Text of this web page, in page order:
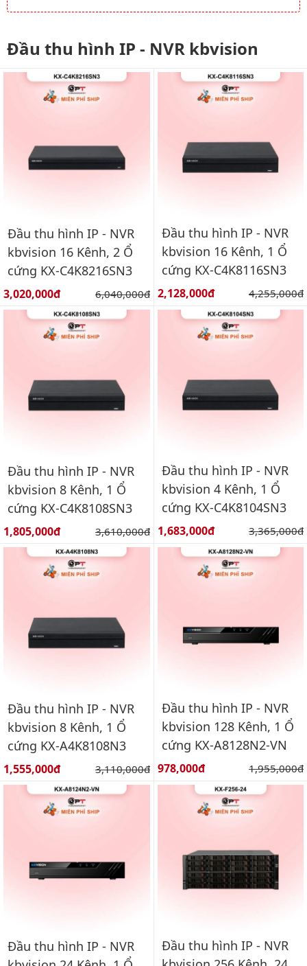
Đầu thu hình IP - NVR kbvision
Đầu thu hình IP - NVR
kbvision 16 Kênh, 2 Ổ
cứng KX-C4K8216SN3
Giá bán:
3,020,000đ Giá gốc:
6,040,000đ
Đầu thu hình IP - NVR
kbvision 16 Kênh, 1 Ổ
cứng KX-C4K8116SN3
Giá bán:
2,128,000đ Giá gốc:
4,255,000đ
Đầu thu hình IP - NVR
kbvision 8 Kênh, 1 Ổ
cứng KX-C4K8108SN3
Giá bán:
1,805,000đ Giá gốc:
3,610,000đ
Đầu thu hình IP - NVR
kbvision 4 Kênh, 1 Ổ
cứng KX-C4K8104SN3
Giá bán:
1,683,000đ Giá gốc:
3,365,000đ
Đầu thu hình IP - NVR
kbvision 8 Kênh, 1 Ổ
cứng KX-A4K8108N3
Giá bán:
1,555,000đ Giá gốc:
3,110,000đ
Đầu thu hình IP - NVR
kbvision 128 Kênh, 1 Ổ
cứng KX-A8128N2-VN
Giá bán:
978,000đ Giá gốc:
1,955,000đ
Đầu thu hình IP - NVR
Đầu thu hình IP - NVR